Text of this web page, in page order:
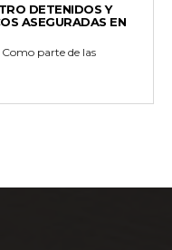
DETENIDOS Y
ASEGURADAS EN
parte de las